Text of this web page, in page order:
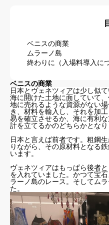
ベニスの商業
ムラーノ島
終わりに（入場料導入に
ベニスの商業
日本とヴェネツィアは少し似
海に開けた土地に面していて
地に売れるような資源がない
き、材料を輸入し、それを加
易を確立させるか、海に有利
計を立てるかのどちらかとなり
日本と言えば前者です。粗鋼
りながら、その原材料となる
います。
ヴェネツィアはもっぱら後者
を入れていました。かつて宝
ラーノ島のレース。そしてム
た。
プライバシーポリシー